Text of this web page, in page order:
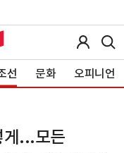
선 문화 오피니언
게...모든